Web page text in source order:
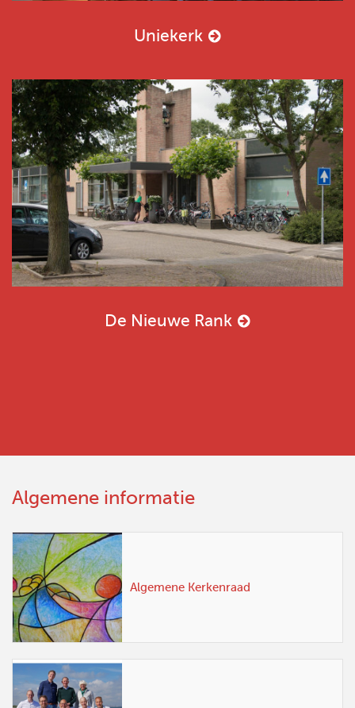
Uniekerk
De Nieuwe Rank
Algemene informatie
Algemene Kerkenraad